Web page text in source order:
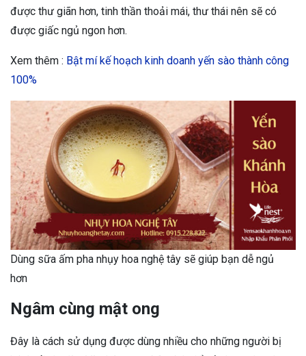
được thư giãn hơn, tinh thần thoải mái, thư thái nên sẽ có
được giấc ngủ ngon hơn.
Xem thêm : Bật mí kế hoạch kinh doanh yến sào thành công
100%
Dùng sữa ấm pha nhụy hoa nghệ tây sẽ giúp bạn dễ ngủ
hơn
Ngâm cùng mật ong
Đây là cách sử dụng được dùng nhiều cho những người bị